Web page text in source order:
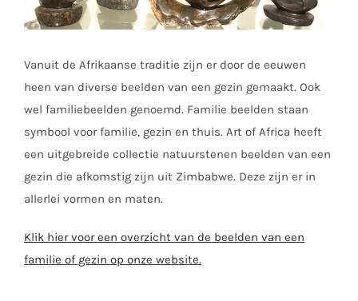
Vanuit de Afrikaanse traditie zijn er door de eeuwen
heen van diverse beelden van een gezin gemaakt. Ook
wel familiebeelden genoemd. Familie beelden staan
symbool voor familie, gezin en thuis. Art of Africa heeft
een uitgebreide collectie natuurstenen beelden van een
gezin die afkomstig zijn uit Zimbabwe. Deze zijn er in
allerlei vormen en maten.
Klik hier voor een overzicht van de beelden van een
familie of gezin op onze website.